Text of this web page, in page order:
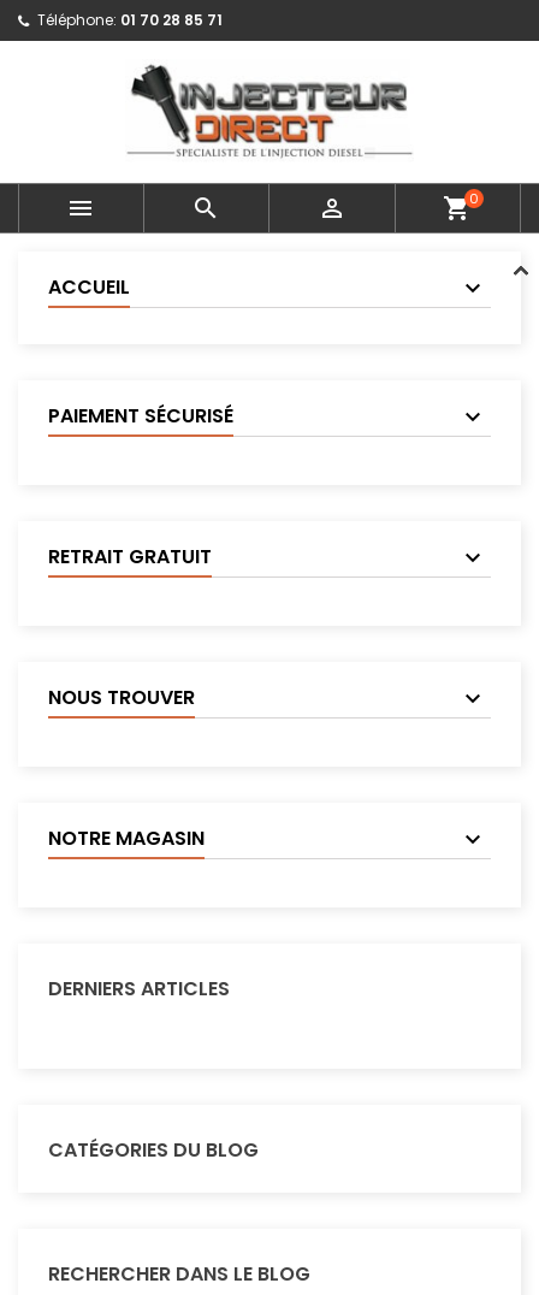
Téléphone: 01 70 28 85 71
   shopping_cart0
ACCUEIL
PAIEMENT SÉCURISÉ
RETRAIT GRATUIT
NOUS TROUVER
NOTRE MAGASIN
DERNIERS ARTICLES
CATÉGORIES DU BLOG
RECHERCHER DANS LE BLOG